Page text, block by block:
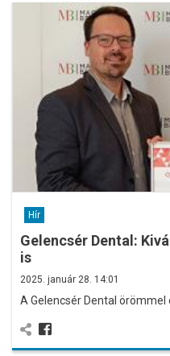
Hír
Gelencsér Dental:
is
2025. január 28. 14:01
A Gelencsér Dental